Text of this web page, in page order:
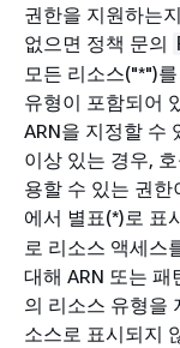
권한을 지원하는
없으면 정책 문의
모든 리소스("*")
유형이 포함되어
ARN을 지정할 수
이상 있는 경우,
용할 수 있는 권
에서 별표(*)로 표
로 리소스 액세스
대해 ARN 또는
의 리소스 유형을
소스로 표시되지